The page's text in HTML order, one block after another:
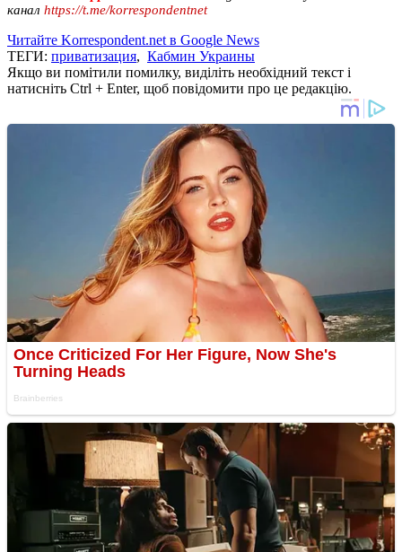
канал https://t.me/korrespondentnet
Читайте Korrespondent.net в Google News
ТЕГИ: приватизация, Кабмин Украины
Якщо ви помітили помилку, виділіть необхідний текст і
натисніть Ctrl + Enter, щоб повідомити про це редакцію.